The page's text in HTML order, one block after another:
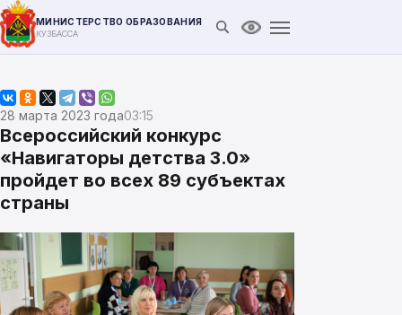
МИНИСТЕРСТВО ОБРАЗОВАНИЯ
КУЗБАССА Открыть поиск
Версия для
28 марта 2023 года03:15
Всероссийский конкурс
«Навигаторы детства 3.0»
пройдет во всех 89 субъектах
страны